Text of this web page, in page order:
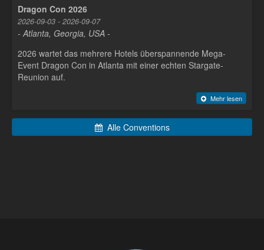
Dragon Con 2026
2026-09-03 - 2026-09-07
- Atlanta, Georgia, USA -
2026 wartet das mehrere Hotels überspannende Mega-
Event Dragon Con in Atlanta mit einer echten Stargate-
Reunion auf.
Mehr lesen
Alle Conventions